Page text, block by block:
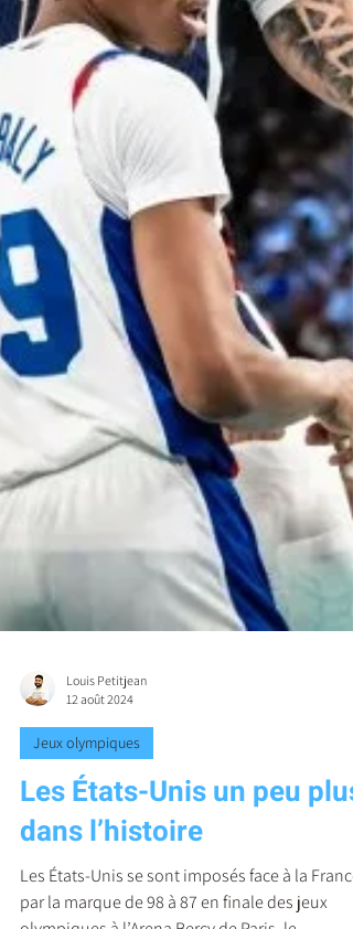
Louis Petitjean
Jeux olympiques
Les États-Unis un peu plus
dans l’histoire